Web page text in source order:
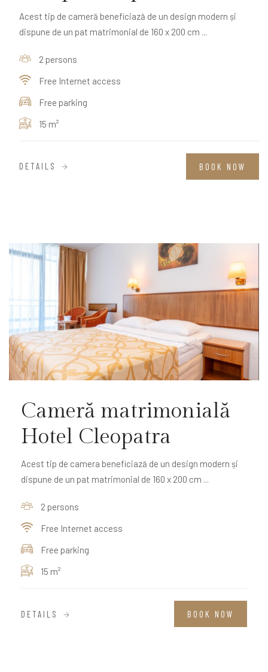
Acest tip de cameră beneficiază de un design modern și
dispune de un pat matrimonial de 160 x 200 cm ...
2 persons
Free Internet access
Free parking
15 m²
DETAILS BOOK NOW
Cameră matrimonială
Hotel Cleopatra
Acest tip de camera beneficiază de un design modern și
dispune de un pat matrimonial de 160 x 200 cm ...
2 persons
Free Internet access
Free parking
15 m²
DETAILS BOOK NOW